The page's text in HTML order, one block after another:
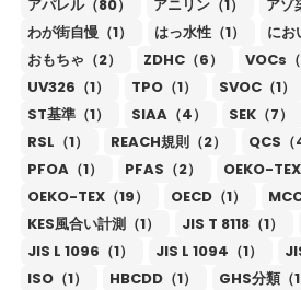
アパレル（80）
アニリン（1）
アゾ
わが街自慢（1）
はっ水性（1）
にお
おもちゃ（2）
ZDHC（6） VOCs（
UV326（1）
TPO（1） SVOC（1）
ST基準（1）
SIAA（4） SEK（7）
RSL（1）
REACH規則（2） QCS（
PFOA（1）
PFAS（2）
OEKO-
OEKO-TEX（19）
OECD（1）
KES風合い計測（1）
JIS T 8118（1）
JIS L 1096（1）
JIS L 1094（1）
ISO（1）
HBCDD（1） GHS分類（1